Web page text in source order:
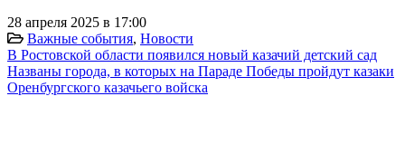
28 апреля 2025 в 17:00
Важные события, Новости
В Ростовской области появился новый казачий детский сад
Названы города, в которых на Параде Победы пройдут казаки
Оренбургского казачьего войска